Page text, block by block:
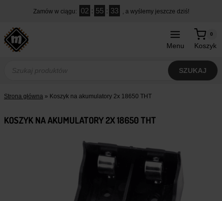
treści
Zamów w ciągu: 02 : 55 : 33 , a wyślemy jeszcze dziś!
Menu Koszyk
0
produktów
SZUKAJ
Strona główna » Koszyk na akumulatory 2x 18650 THT
KOSZYK NA AKUMULATORY 2X 18650 THT